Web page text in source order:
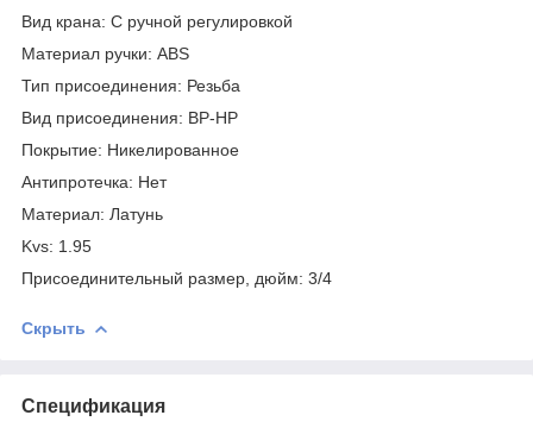
Вид крана: С ручной регулировкой
Материал ручки: ABS
Тип присоединения: Резьба
Вид присоединения: ВР-НР
Покрытие: Никелированное
Антипротечка: Нет
Материал: Латунь
Kvs: 1.95
Присоединительный размер, дюйм: 3/4
Скрыть
Спецификация